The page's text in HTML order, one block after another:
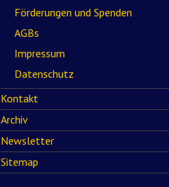
Förderungen und Spenden
AGBs
Impressum
Datenschutz
Kontakt
Archiv
Newsletter
Sitemap